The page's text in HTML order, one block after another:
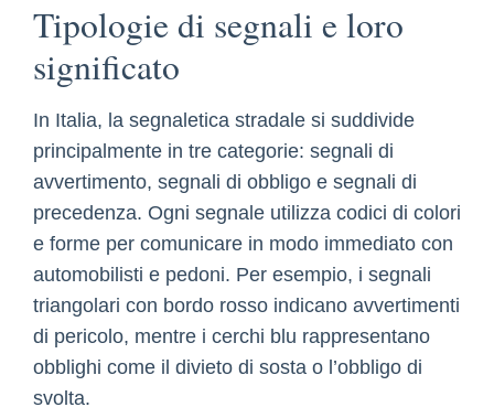
Tipologie di segnali e loro
significato
In Italia, la segnaletica stradale si suddivide
principalmente in tre categorie: segnali di
avvertimento, segnali di obbligo e segnali di
precedenza. Ogni segnale utilizza codici di colori
e forme per comunicare in modo immediato con
automobilisti e pedoni. Per esempio, i segnali
triangolari con bordo rosso indicano avvertimenti
di pericolo, mentre i cerchi blu rappresentano
obblighi come il divieto di sosta o l’obbligo di
svolta.